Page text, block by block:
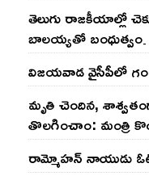
తెలుగు రాజ‌కీయాల్లో
బాల‌య్యతో
విజ‌య‌వాడ వైసీపీలో
మృతి చెందిన,
తొల‌గించాం: మంత్రి
రామ్మోహ‌న్ నాయుడు